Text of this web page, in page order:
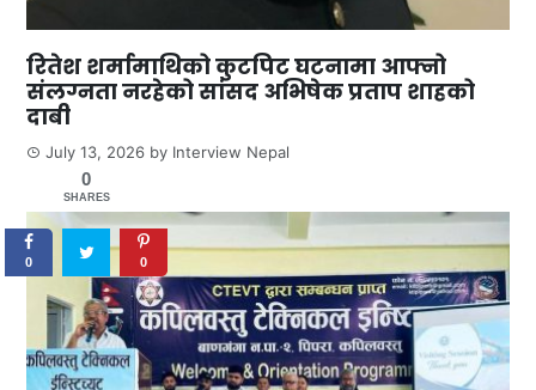
रितेश शर्मामाथिको कुटपिट घटनामा आफ्नो
संलग्नता नरहेको सांसद अभिषेक प्रताप शाहको
दाबी
July 13, 2026 by Interview Nepal
0
SHARES
0 0